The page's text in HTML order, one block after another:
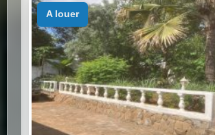
a louer